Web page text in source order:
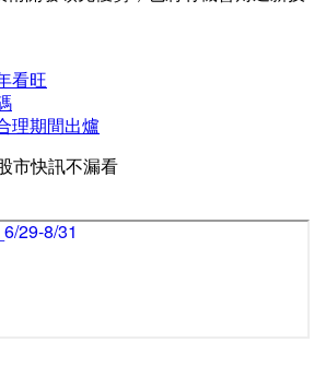
看旺
理期間出爐
市快訊不漏看